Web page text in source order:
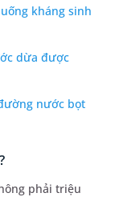
kháng sinh
dừa được
nước bọt
phải triệu